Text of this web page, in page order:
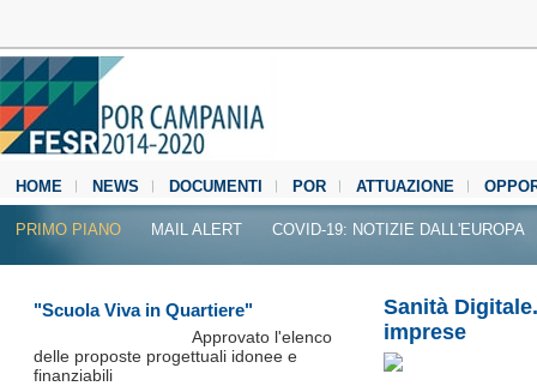
HOME NEWS DOCUMENTI POR ATTUAZIONE
MEDIA CENTER
PRIMO PIANO MAIL ALERT COVID-19: NOTIZIE DALL'EUROPA
Sanità
imprese
"Scuola Viva in Quartiere"
Approvato l'elenco
delle proposte progettuali idonee e
finanziabili